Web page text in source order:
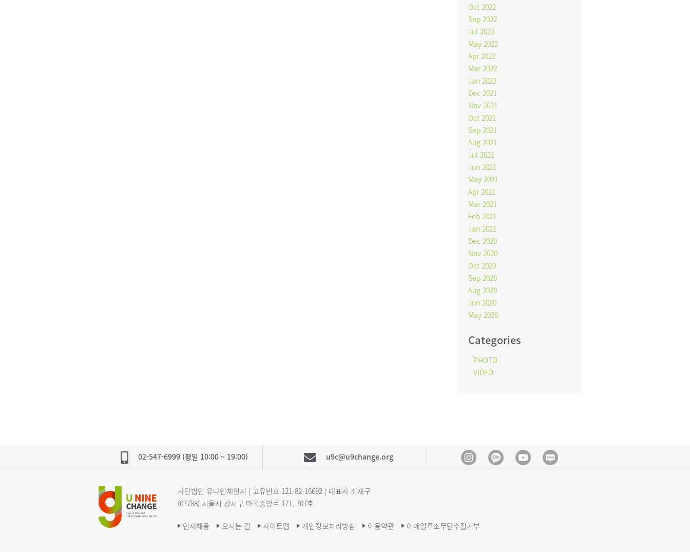
Oct 2022
Sep 2022
Jul 2022
May 2022
Apr 2022
Mar 2022
Jan 2022
Dec 2021
Nov 2021
Oct 2021
Sep 2021
Aug 2021
Jul 2021
Jun 2021
May 2021
Apr 2021
Mar 2021
Feb 2021
Jan 2021
Dec 2020
Nov 2020
Oct 2020
Sep 2020
Aug 2020
Jun 2020
May 2020
Categories
PHOTO
VIDEO
02-547-6999 (평일 10:00 ~ 19:00) u9c@u9change.org InstagramKakao Channel
Youtubeblog
사단법인 유나인체인지 | 고유번호 121-82-16692 | 대표자 최재구
(07788) 서울시 강서구 마곡중앙로 171, 707호
인재채용 오시는 길 사이트맵 개인정보처리방침 이용약관 이메일주소무단수집거부